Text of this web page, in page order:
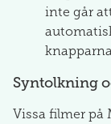
inte går
Syntolkning
Vissa filmer på